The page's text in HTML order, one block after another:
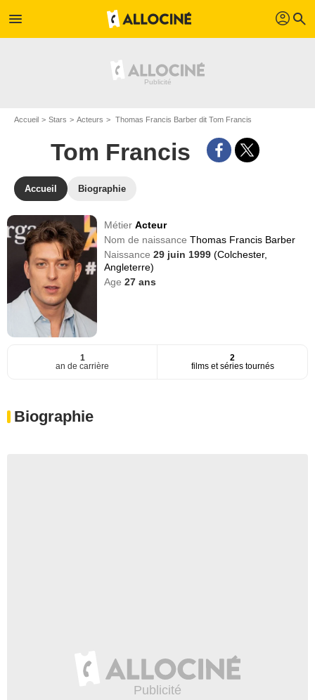
menu profil search
Accueil Stars Acteurs Thomas Francis Barber dit Tom Francis
Tom Francis
Accueil Biographie
MétierActeur
Nom de naissanceThomas Francis Barber
Naissance29 juin 1999(Colchester,
Angleterre)
Age27 ans
1
an de carrière
2
films et séries tournés
Biographie